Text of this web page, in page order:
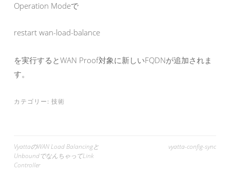
Operation Modeで
restart wan-load-balance
を実行するとWAN Proof対象に新しいFQDNが追加されま
す。
カテゴリー: 技術
投
稿
VyattaのWAN Load Balancingと
UnboundでなんちゃってLink
Controller
vyatta-config-sync